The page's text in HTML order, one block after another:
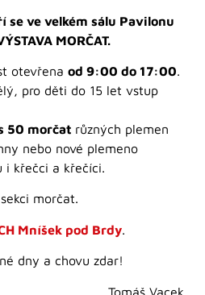
se ve velkém sálu Pavilonu
MORČAT.
otevřena od 9:00 do 17:00.
pro děti do 15 let vstup
50 morčat různých plemen
nebo nové plemeno
i křečci a křečíci.
morčat.
Mníšek pod Brdy.
dny a chovu zdar!
Tomáš Vacek